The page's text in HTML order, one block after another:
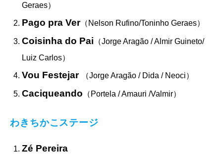
Geraes）
Pago pra Ver（Nelson Rufino/Toninho Geraes）
Coisinha do Pai （Jorge Aragão / Almir Guineto/
Luiz Carlos）
Vou Festejar （Jorge Aragão / Dida / Neoci）
Caciqueando （Portela / Amauri /Valmir）
わきちかこステージ
Zé Pereira